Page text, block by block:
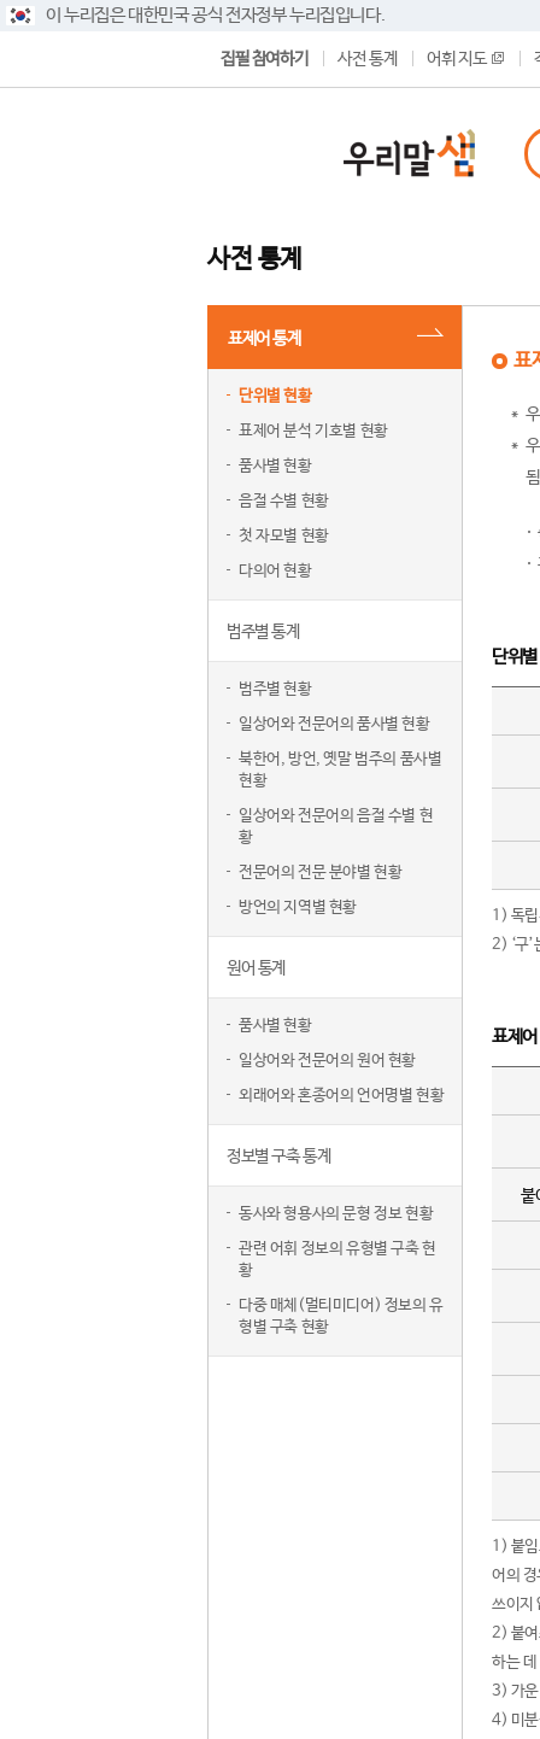
이 누리집은 대한민국 공식 전자정부 누리집입니다.
집필 참여하기 사전 통계 어휘 지도
사전 통계
표제어 통계
단위별 현황
표제어 분석 기호별 현황
품사별 현황
음절 수별 현황
첫 자모별 현황
다의어 현황
범주별 통계
범주별 현황
일상어와 전문어의 품사별 현황
북한어, 방언, 옛말 범주의 품사별
현황
일상어와 전문어의 음절 수별 현
황
전문어의 전문 분야별 현황
방언의 지역별 현황
원어 통계
품사별 현황
일상어와 전문어의 원어 현황
외래어와 혼종어의 언어명별 현황
정보별 구축 통계
동사와 형용사의 문형 정보 현황
관련 어휘 정보의 유형별 구축 현
황
다중 매체(멀티미디어) 정보의 유
형별 구축 현황
표
단위
1) 독립
2) ‘구
표제
붙
1) 붙
어의
쓰이지
2) 붙여
하는
3) 가운
4) 미분